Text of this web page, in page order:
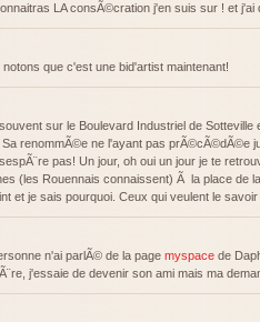
LA consÃ©cration j'en suis sur ! et j'ai
que c'est une bid'artist maintenant!
sur le Boulevard Industriel de Sotteville
renommÃ©e ne l'ayant pas prÃ©cÃ©dÃ©e
pas! Un jour, oh oui un jour je te
(les Rouennais connaissent) Ã la place de
et je sais pourquoi. Ceux qui veulent le
n'ai parlÃ© de la page myspace de
j'essaie de devenir son ami mais ma